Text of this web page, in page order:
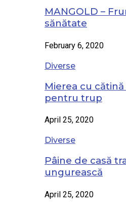
MANGOLD –
sănătate
February 6, 2020
Diverse
Mierea cu
pentru trup
April 25, 2020
Diverse
Pâine de casă
ungurească
April 25, 2020